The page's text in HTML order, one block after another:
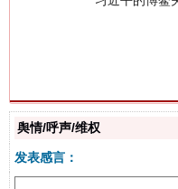
舆情/呼声/维权
发表感言：